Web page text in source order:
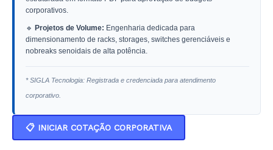
corporativos.
🔹 Projetos de Volume: Engenharia dedicada para
dimensionamento de racks, storages, switches gerenciáveis e
nobreaks senoidais de alta potência.
* SIGLA Tecnologia: Registrada e credenciada para atendimento
corporativo.
📋 INICIAR COTAÇÃO CORPORATIVA